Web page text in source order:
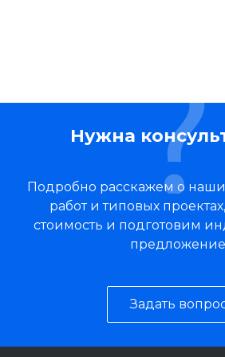
Нужна
Подробно расскажем о
работ и типовых
стоимость и подготовим
Задать